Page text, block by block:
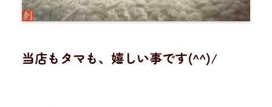
当店もタマも、嬉しい事です(^^)/